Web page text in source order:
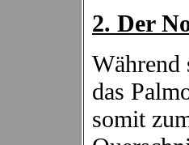
2. Der
Während
das
somit